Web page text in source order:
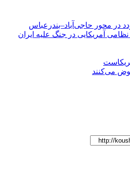
در محور حاجی‌آباد–بندرعباس
آمریکایی در جنگ علیه ایران
می‌کنند